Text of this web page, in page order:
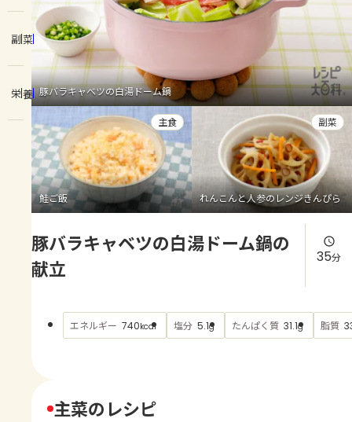
コンテンツ
レシピ
トーク
よくあるお問い合わせ
お買い物
AJINOMOTO PARK とは
ピーマン
みょうが ゴーヤ
副菜
栄養 豚バラキャベツの白湯ドーム鍋
鮭ご飯
主食
れんこんと人参のレンジきんぴら
副菜
豚バラキャベツの白湯ドーム鍋の
献立
35分
エネルギー 740kcal 塩分 5.1g たんぱく質 31.1g 脂質
主菜のレシピ